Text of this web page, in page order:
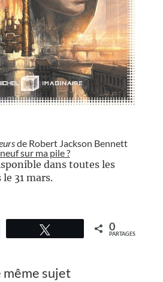
de Robert Jackson Bennett
sur ma pile ?
dans toutes les
31 mars.
0
PARTAGES
sujet